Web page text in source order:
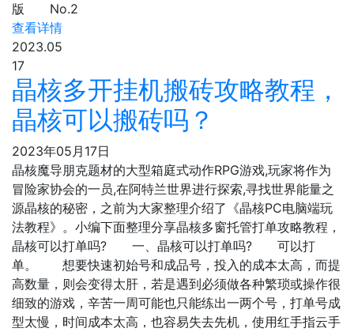
版 No.2
查看详情
2023.05
17
晶核多开挂机搬砖攻略教程，
晶核可以搬砖吗？
2023年05月17日
晶核魔导朋克题材的大型箱庭式动作RPG游戏,玩家将作为
冒险家协会的一员,在阿特兰世界进行探索,寻找世界能量之
源晶核的秘密，之前为大家整理介绍了《晶核PC电脑端玩
法教程》。小编下面整理分享晶核多窗托管打单攻略教程，
晶核可以打单吗? 一、晶核可以打单吗? 可以打
单。 想要快速初始号和成品号，投入的成本太高，而提
高数量，则会变得太肝，若是遇到必须做各种繁琐或操作很
细致的游戏，辛苦一周可能也只能练出一两个号，打单号成
型太慢，时间成本太高，也容易失去先机，使用红手指云手